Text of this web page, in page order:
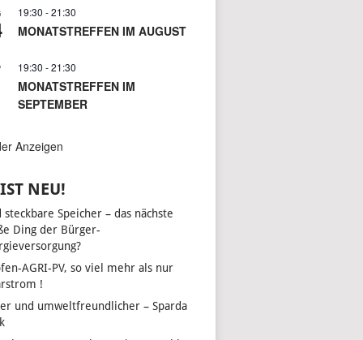
19:30 -21:30
MONATSTREFFEN IM AUGUST
19:30 -21:30
MONATSTREFFEN IM
SEPTEMBER
Anzeigen
NEU!
steckbare Speicher – das nächste
Ding der Bürger-
AGRI-PV, so viel mehr als nur
!
und umweltfreundlicher – Sparda